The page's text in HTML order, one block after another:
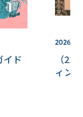
イド
（
ィン